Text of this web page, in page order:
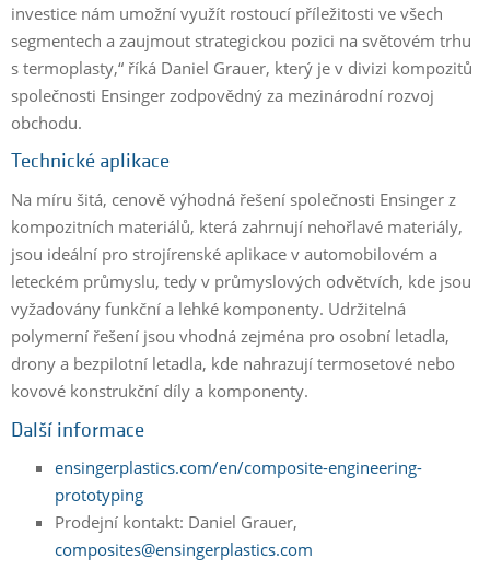
investice nám umožní využít rostoucí příležitosti ve všech
segmentech a zaujmout strategickou pozici na světovém trhu
s termoplasty,“ říká Daniel Grauer, který je v divizi kompozitů
společnosti Ensinger zodpovědný za mezinárodní rozvoj
obchodu.
Technické aplikace
Na míru šitá, cenově výhodná řešení společnosti Ensinger z
kompozitních materiálů, která zahrnují nehořlavé materiály,
jsou ideální pro strojírenské aplikace v automobilovém a
leteckém průmyslu, tedy v průmyslových odvětvích, kde jsou
vyžadovány funkční a lehké komponenty. Udržitelná
polymerní řešení jsou vhodná zejména pro osobní letadla,
drony a bezpilotní letadla, kde nahrazují termosetové nebo
kovové konstrukční díly a komponenty.
Další informace
ensingerplastics.com/en/composite-engineering-
prototyping
Prodejní kontakt: Daniel Grauer,
composites@ensingerplastics.com